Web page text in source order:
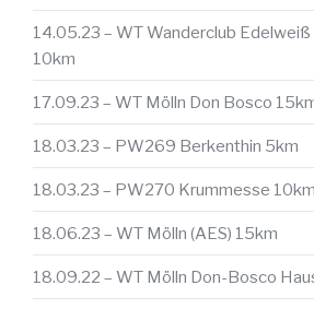
14.05.23 – WT Wanderclub
10km
17.09.23 – WT Mölln Don Bosco
18.03.23 – PW269 Berkenthin 5km
18.03.23 – PW270 Krummesse 10km
18.06.23 – WT Mölln (AES) 15km
18.09.22 – WT Mölln Don-Bosco